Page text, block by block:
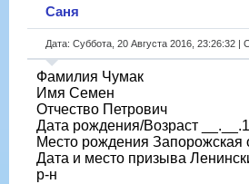
Саня
Дата: Суббота, 20 Августа 2016, 23:26:32 |
Фамилия Чумак
Имя Семен
Отчество Петрович
Дата рождения/Возраст
Место рождения Запорожская
Дата и место призыва
р-н